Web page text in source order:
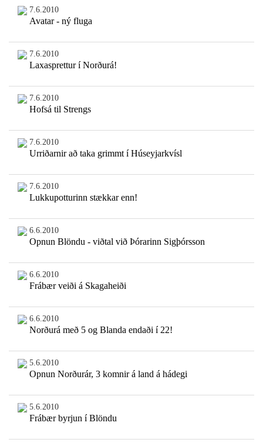
7.6.2010
Avatar - ný fluga
7.6.2010
Laxasprettur í Norðurá!
7.6.2010
Hofsá til Strengs
7.6.2010
Urriðarnir að taka grimmt í Húseyjarkvísl
7.6.2010
Lukkupotturinn stækkar enn!
6.6.2010
Opnun Blöndu - viðtal við Þórarinn Sigþórsson
6.6.2010
Frábær veiði á Skagaheiði
6.6.2010
Norðurá með 5 og Blanda endaði í 22!
5.6.2010
Opnun Norðurár, 3 komnir á land á hádegi
5.6.2010
Frábær byrjun í Blöndu